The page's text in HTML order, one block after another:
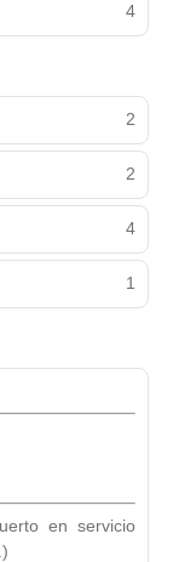
4
2
2
4
1
en servicio